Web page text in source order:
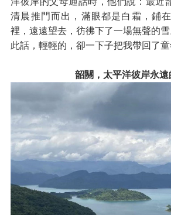
清晨推門而出，滿眼都是白霜，鋪
裡，遠遠望去，彷彿下了一場無聲的雪
此話，輕輕的，卻一下子把我帶回了童
韶關，太平洋彼岸永遠